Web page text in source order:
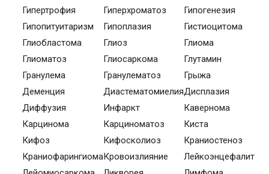
Гипертрофия
Гиперхроматоз
Гипогенезия
Гипопитуитаризм
Гипоплазия
Гистиоцитома
Глиобластома
Глиоз
Глиома
Глиоматоз
Глиосаркома
Глутамин
Гранулема
Гранулематоз
Грыжа
Деменция
ДиастематомиелияДисплазия
Диффузия
Инфаркт
Кавернома
Карцинома
Карциноматоз
Киста
Кифоз
Кифосколиоз
Краниостеноз
КраниофарингиомаКровоизлияние
Лейкоэнцефалит